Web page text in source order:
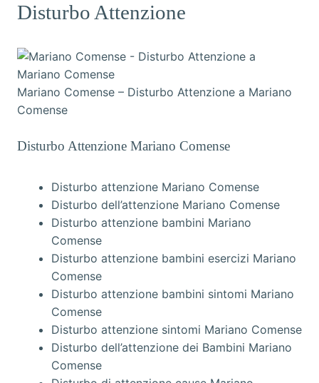
Disturbo Attenzione
Mariano Comense – Disturbo Attenzione a Mariano
Comense
Disturbo Attenzione Mariano Comense
Disturbo attenzione Mariano Comense
Disturbo dell’attenzione Mariano Comense
Disturbo attenzione bambini Mariano
Comense
Disturbo attenzione bambini esercizi Mariano
Comense
Disturbo attenzione bambini sintomi Mariano
Comense
Disturbo attenzione sintomi Mariano Comense
Disturbo dell’attenzione dei Bambini Mariano
Comense